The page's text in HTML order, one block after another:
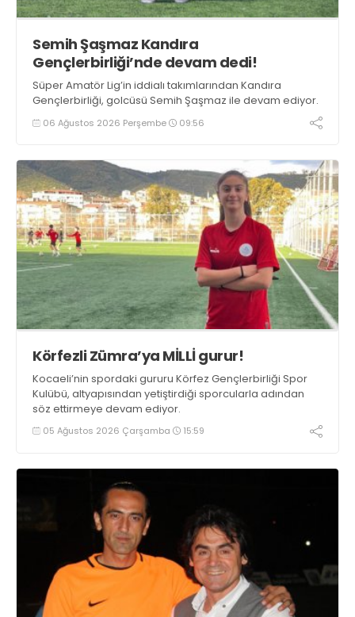
Semih Şaşmaz Kandıra
Gençlerbirliği’nde devam dedi!
Süper Amatör Lig’in iddialı takımlarından Kandıra
Gençlerbirliği, golcüsü Semih Şaşmaz ile devam ediyor.
06 Ağustos 2026 Perşembe 09:56
Körfezli Zümra’ya MİLLİ gurur!
Kocaeli’nin spordaki gururu Körfez Gençlerbirliği Spor
Kulübü, altyapısından yetiştirdiği sporcularla adından
söz ettirmeye devam ediyor.
05 Ağustos 2026 Çarşamba 15:59